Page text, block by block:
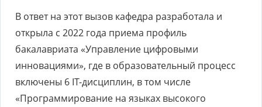
В ответ на этот вызов кафедра разработала и
открыла с 2022 года приема профиль
бакалавриата «Управление цифровыми
инновациями», где в образовательный процесс
включены 6 IT-дисциплин, в том числе
«Программирование на языках высокого